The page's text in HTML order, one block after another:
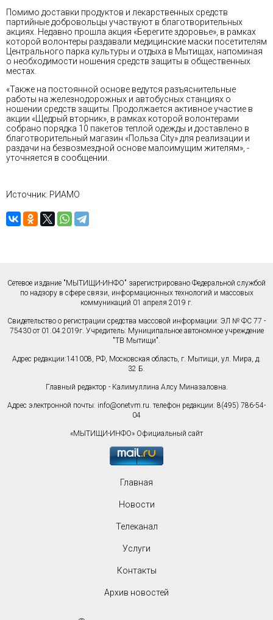
Помимо доставки продуктов и лекарственных средств
партийные добровольцы участвуют в благотворительных
акциях. Недавно прошла акция «Берегите здоровье», в рамках
которой волонтеры раздавали медицинские маски посетителям
Центрального парка культуры и отдыха в Мытищах, напоминая
о необходимости ношения средств защиты в общественных
местах.
«Также на постоянной основе ведутся разъяснительные
работы на железнодорожных и автобусных станциях о
ношении средств защиты. Продолжается активное участие в
акции «Щедрый вторник», в рамках которой волонтерами
собрано порядка 10 пакетов теплой одежды и доставлено в
благотворительный магазин «Польза City» для реализации и
раздачи на безвозмездной основе малоимущим жителям», -
уточняется в сообщении.
Источник: РИАМО
Сетевое издание "МЫТИЩИ-ИНФО" зарегистрировано Федеральной службой
по надзору в сфере связи, информационных технологий и массовых
коммуникаций 01 апреля 2019 г.
Свидетельство о регистрации средства массовой информации: ЭЛ № ФС 77 -
75430 от 01.04.2019г. Учредитель: Муниципальное автономное учреждение
"ТВ Мытищи".
Адрес редакции:141008, РФ, Московская область, г. Мытищи, ул. Мира, д.
32 Б.
Главный редактор - Калимуллина Алсу Миназаловна.
Адрес электронной почты: info@onetvm.ru. телефон редакции: 8(495) 786-54-
04
«МЫТИЩИ-ИНФО» Официальный сайт
Главная
Новости
Телеканал
Услуги
Контакты
Архив новостей